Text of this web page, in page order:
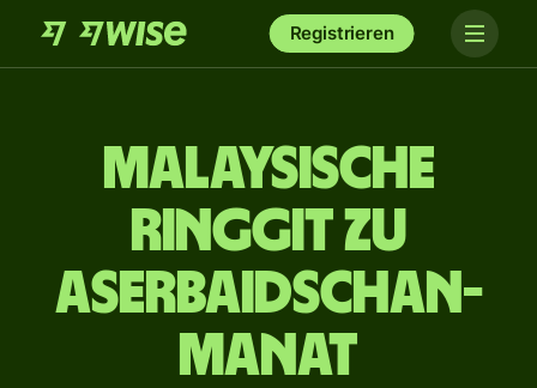
Registrieren
Malaysische
Ringgit zu
Aserbaidschan-
Manat